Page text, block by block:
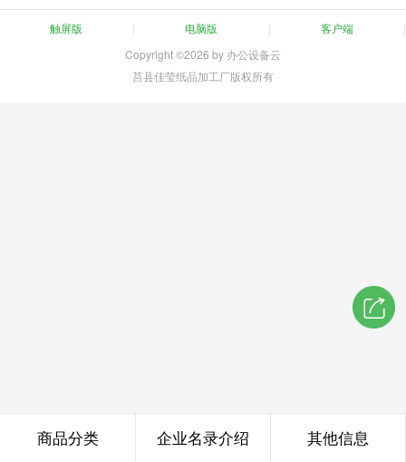
触屏版 电脑版
客户端
Copyright ©2026 by 办公设备云
莒县佳莹纸品加工厂版权所有
商品分类 企业名录介绍 其他信息